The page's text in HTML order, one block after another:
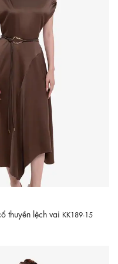
thuyền lệch vai KK189-15